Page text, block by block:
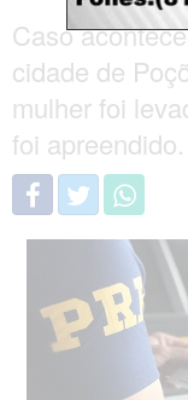
Caso
cidade de
mulher foi
foi apreendido.